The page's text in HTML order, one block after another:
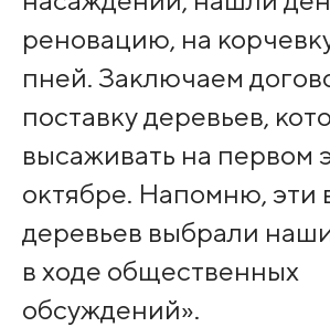
реновацию, на
пней. Заключаем
поставку деревьев,
высаживать на первом
октябре. Напомню, эти
деревьев выбрали
в ходе общественных
обсуждений».